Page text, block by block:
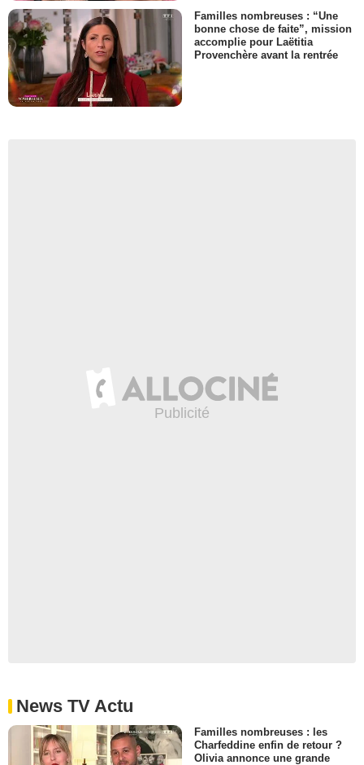
Familles nombreuses : “Une
bonne chose de faite”, mission
accomplie pour Laëtitia
Provenchère avant la rentrée
News TV Actu
Familles nombreuses : les
Charfeddine enfin de retour ?
Olivia annonce une grande